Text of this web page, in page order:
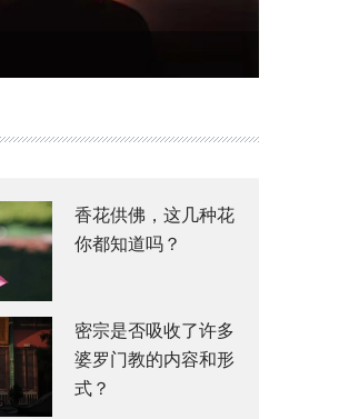
香花供佛，这几种花
你都知道吗？
密宗是否吸收了许多
婆罗门教的内容和形
式？